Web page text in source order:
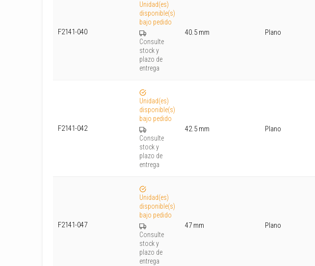
F2141-040
Unidad(es)
disponible(s)
bajo pedido
Consulte
stock y
plazo de
entrega
40.5 mm Plano
F2141-042
Unidad(es)
disponible(s)
bajo pedido
Consulte
stock y
plazo de
entrega
42.5 mm Plano
F2141-047
Unidad(es)
disponible(s)
bajo pedido
Consulte
stock y
plazo de
entrega
47 mm Plano